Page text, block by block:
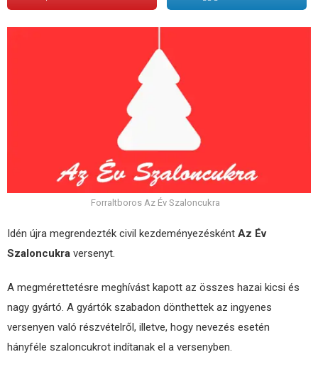
Forraltboros Az Év Szaloncukra
Idén újra megrendezték civil kezdeményezésként Az Év
Szaloncukra versenyt.
A megmérettetésre meghívást kapott az összes hazai kicsi és
nagy gyártó. A gyártók szabadon dönthettek az ingyenes
versenyen való részvételről, illetve, hogy nevezés esetén
hányféle szaloncukrot indítanak el a versenyben.